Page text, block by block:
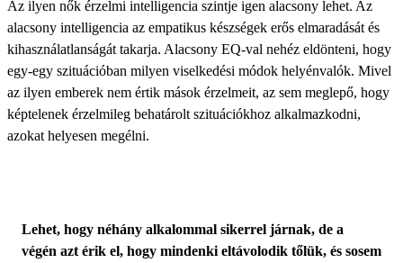
Az ilyen nők érzelmi intelligencia szintje igen alacsony lehet. Az
alacsony intelligencia az empatikus készségek erős elmaradását és
kihasználatlanságát takarja. Alacsony EQ-val nehéz eldönteni, hogy
egy-egy szituációban milyen viselkedési módok helyénvalók. Mivel
az ilyen emberek nem értik mások érzelmeit, az sem meglepő, hogy
képtelenek érzelmileg behatárolt szituációkhoz alkalmazkodni,
azokat helyesen megélni.
Lehet, hogy néhány alkalommal sikerrel járnak, de a
végén azt érik el, hogy mindenki eltávolodik tőlük, és sosem